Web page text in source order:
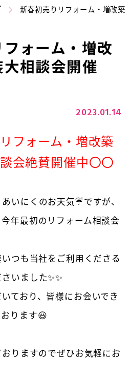
新春初売りリフォーム・増改築
ォーム・増改
相談会開催
2023.01.14
フォーム・増改築
会絶賛開催中〇〇
いにくのお天気☔ですが、
年最初のリフォーム相談会
つも当社をご利用くださる
いました✨✨
ており、皆様にお会いでき
ります😃
りますのでぜひお気軽にお